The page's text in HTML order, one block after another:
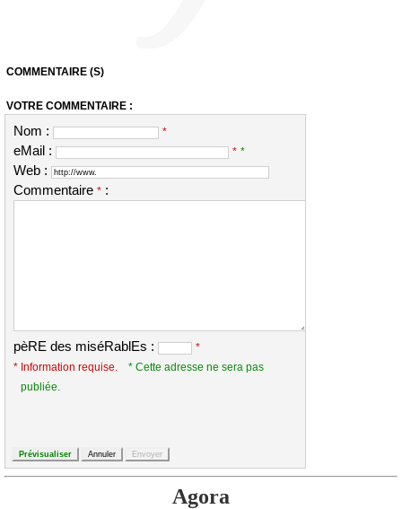
COMMENTAIRE (S)
VOTRE COMMENTAIRE :
Nom : *
eMail : * *
Web :
Commentaire * :
pèRE des miséRablEs :
*
* Information requise.
* Cette adresse ne sera pas
publiée.
Agora